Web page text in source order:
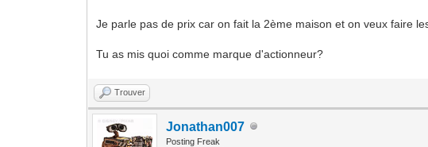
Je parle pas de prix car on fait la 2ème maison et on veux faire
Tu as mis quoi comme marque d'actionneur?
Trouver
Jonathan007
Posting Freak